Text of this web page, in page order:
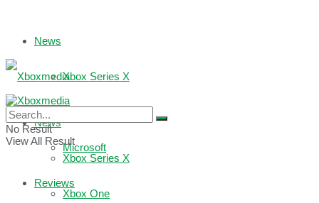
News
Xbox Series X
Microsoft
Reviews
News
Xbox Series X
Xbox One
No Result
View All Result